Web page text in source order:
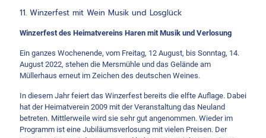
11. Winzerfest mit Wein Musik und Losglück
Winzerfest des Heimatvereins Haren mit Musik und Verlosung
Ein ganzes Wochenende, vom Freitag, 12 August, bis Sonntag, 14.
August 2022, stehen die Mersmühle und das Gelände am
Müllerhaus erneut im Zeichen des deutschen Weines.
In diesem Jahr feiert das Winzerfest bereits die elfte Auflage. Dabei
hat der Heimatverein 2009 mit der Veranstaltung das Neuland
betreten. Mittlerweile wird sie sehr gut angenommen. Wieder im
Programm ist eine Jubiläumsverlosung mit vielen Preisen. Der